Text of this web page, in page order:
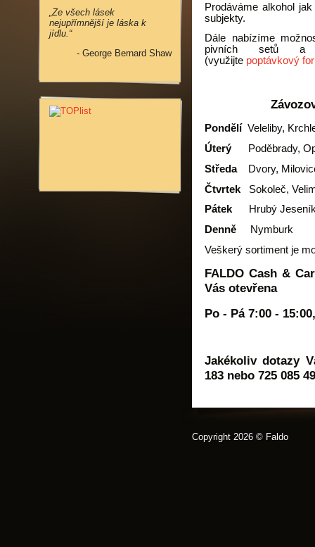
„Ze všech lásek
nejupřímnější je láska k
jídlu.“
- George Bernard Shaw
Prodáváme alkohol
subjekty.
Dále nabízíme
pivních setů a
(využijte poptávkový
Pondělí Veleliby,
ÚterýPoděbrady,
Středa
Dvory,
Čtvrtek Sokoleč,
Pátek
Hrubý
Denně Nymburk
Veškerý sortiment je
FALDO Cash &
Vás otevřena
Po - Pá 7:00 -
Jakékoliv dotazy
183 nebo 725 085
Copyright 2026 © Faldo